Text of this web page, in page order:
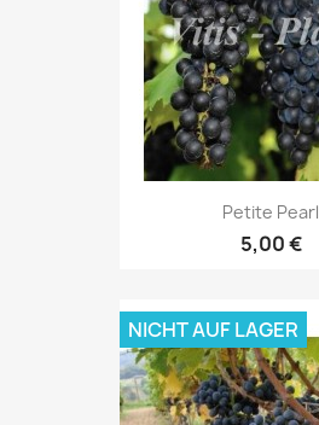
Petite Pearl
5,00 €
NICHT AUF LAGER